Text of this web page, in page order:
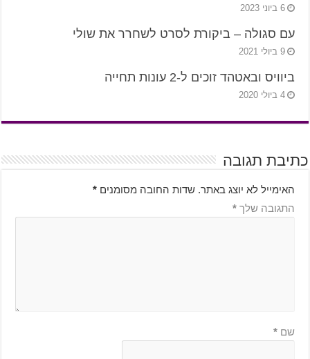
6 ביוני 2023
עם סגולה – ביקורת לסרט לשחרר את שולי
9 ביולי 2021
ביוויס ובאטהד זוכים ל-2 עונות תחייה
4 ביולי 2020
כתיבת תגובה
האימייל לא יוצג באתר. שדות החובה מסומנים *
התגובה שלך *
שם *